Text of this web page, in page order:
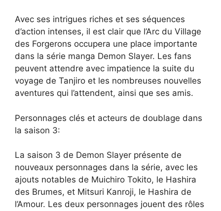
Avec ses intrigues riches et ses séquences
d’action intenses, il est clair que l’Arc du Village
des Forgerons occupera une place importante
dans la série manga Demon Slayer. Les fans
peuvent attendre avec impatience la suite du
voyage de Tanjiro et les nombreuses nouvelles
aventures qui l’attendent, ainsi que ses amis.
Personnages clés et acteurs de doublage dans
la saison 3:
La saison 3 de Demon Slayer présente de
nouveaux personnages dans la série, avec les
ajouts notables de Muichiro Tokito, le Hashira
des Brumes, et Mitsuri Kanroji, le Hashira de
l’Amour. Les deux personnages jouent des rôles